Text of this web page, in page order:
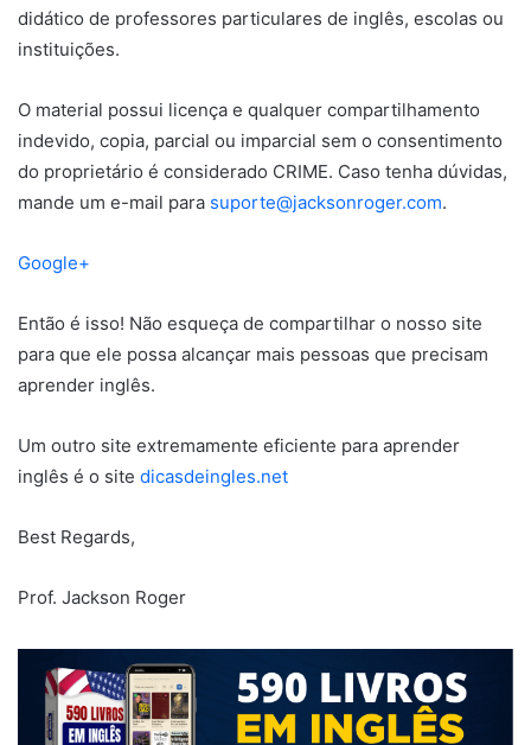
didático de professores particulares de inglês, escolas ou
instituições.
O material possui licença e qualquer compartilhamento
indevido, copia, parcial ou imparcial sem o consentimento
do proprietário é considerado CRIME. Caso tenha dúvidas,
mande um e-mail para suporte@jacksonroger.com.
Google+
Então é isso! Não esqueça de compartilhar o nosso site
para que ele possa alcançar mais pessoas que precisam
aprender inglês.
Um outro site extremamente eficiente para aprender
inglês é o site dicasdeingles.net
Best Regards,
Prof. Jackson Roger